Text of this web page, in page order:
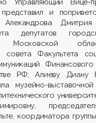
Управляющий Вице-
и
Дмитрия
депутатов
Московской
совета Факультета
Финансового
РФ; Алиеву Диану
музейно-выставочной
координатора